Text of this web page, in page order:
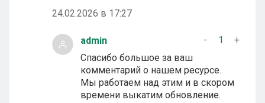
24.02.2026 в 17:27
admin - 1
+
Спасибо большое за ваш
комментарий о нашем ресурсе.
Мы работаем над этим и в скором
времени выкатим обновление.